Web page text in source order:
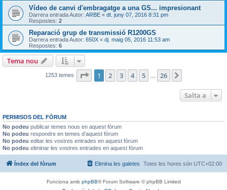
Vídeo de canvi d'embragatge a una GS... impresionant
Darrera entrada Autor: ARBE « dt. juny 07, 2016 8:31 pm
Respostes: 2
Reparació grup de transmissió R1200GS
Darrera entrada Autor: 650X « dj. maig 05, 2016 11:53 am
Respostes: 6
Tema nou
1253 temes Pàgina de 26
1 2 3 4 5 26
Salta a
PERMISOS DEL FÒRUM
No podeu publicar temes nous en aquest fòrum
No podeu respondre en temes d’aquest fòrum
No podeu editar les vostres entrades en aquest fòrum
No podeu eliminar les vostres entrades en aquest fòrum
Índex del fòrum Totes les hores són UTC+02:00
Elimina les galetes
Funciona amb phpBB® Forum Software © phpBB Limited